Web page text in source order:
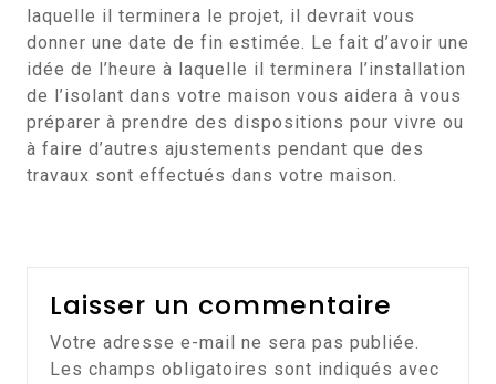
laquelle il terminera le projet, il devrait vous
donner une date de fin estimée. Le fait d’avoir une
idée de l’heure à laquelle il terminera l’installation
de l’isolant dans votre maison vous aidera à vous
préparer à prendre des dispositions pour vivre ou
à faire d’autres ajustements pendant que des
travaux sont effectués dans votre maison.
Laisser un commentaire
Votre adresse e-mail ne sera pas publiée.
Les champs obligatoires sont indiqués avec